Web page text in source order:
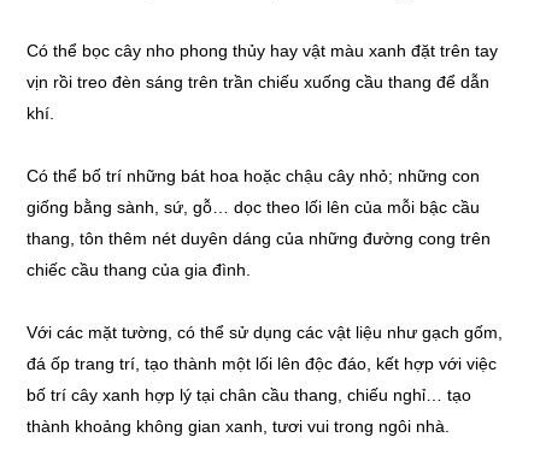
Có thể bọc cây nho phong thủy hay vật màu xanh đặt trên tay
vịn rồi treo đèn sáng trên trần chiếu xuống cầu thang để dẫn
khí.
Có thể bố trí những bát hoa hoặc chậu cây nhỏ; những con
giống bằng sành, sứ, gỗ… dọc theo lối lên của mỗi bậc cầu
thang, tôn thêm nét duyên dáng của những đường cong trên
chiếc cầu thang của gia đình.
Với các mặt tường, có thể sử dụng các vật liệu như gạch gốm,
đá ốp trang trí, tạo thành một lối lên độc đáo, kết hợp với việc
bố trí cây xanh hợp lý tại chân cầu thang, chiếu nghỉ… tạo
thành khoảng không gian xanh, tươi vui trong ngôi nhà.